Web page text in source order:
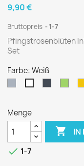
9,90 €
Bruttopreis 1-7
Pfingstrosenblüten
Set
Farbe: Weiß
Menge
 IN
 1-7